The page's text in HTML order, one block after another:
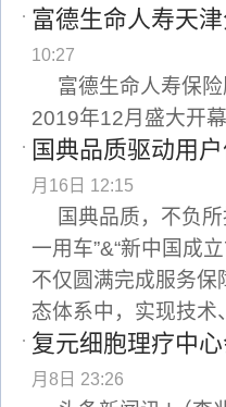
富德生命人寿天
10:27
富德生命人寿保
2019年12月盛大开幕
国典品质驱动用
月16日 12:15
国典品质，不负
一用车”&“新中国成
不仅圆满完成服务
态体系中，实现技
复元细胞理疗中
月8日 23:26